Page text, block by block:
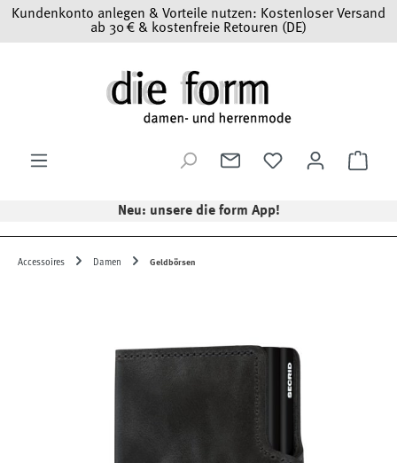
Zum Hauptinhalt springen
Kundenkonto anlegen & Vorteile nutzen: Kostenloser Versand
ab 30 € & kostenfreie Retouren (DE)
Neu: unsere die form App!
Accessoires Damen Geldbörsen